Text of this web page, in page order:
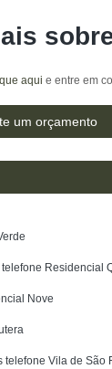
aqui e entre em
um orçamento
Residencial
Nove
telefone Vila de São